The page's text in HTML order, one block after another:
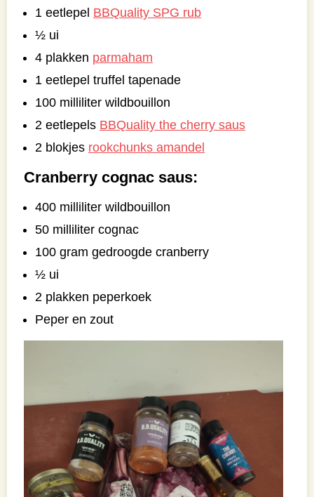
1 eetlepel BBQuality SPG rub
½ ui
4 plakken parmaham
1 eetlepel truffel tapenade
100 milliliter wildbouillon
2 eetlepels BBQuality the cherry saus
2 blokjes rookchunks amandel
Cranberry cognac saus:
400 milliliter wildbouillon
50 milliliter cognac
100 gram gedroogde cranberry
½ ui
2 plakken peperkoek
Peper en zout